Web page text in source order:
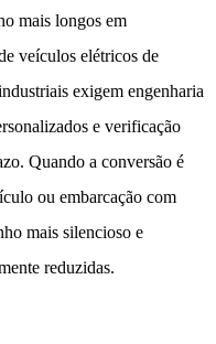
mais longos em
veículos elétricos de
exigem engenharia
e verificação
Quando a conversão é
ou embarcação com
mais silencioso e
reduzidas.